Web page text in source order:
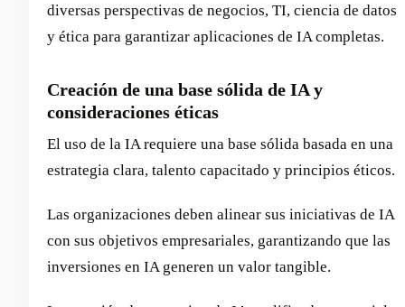
diversas perspectivas de negocios, TI, ciencia de datos
y ética para garantizar aplicaciones de IA completas.
Creación de una base sólida de IA y
consideraciones éticas
El uso de la IA requiere una base sólida basada en una
estrategia clara, talento capacitado y principios éticos.
Las organizaciones deben alinear sus iniciativas de IA
con sus objetivos empresariales, garantizando que las
inversiones en IA generen un valor tangible.